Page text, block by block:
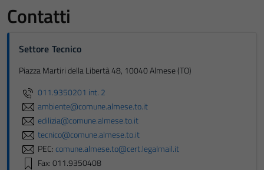
Contatti
Settore Tecnico
Piazza Martiri della Libertà 48, 10040 Almese (TO)
011.9350201 int. 2
ambiente@comune.almese.to.it
edilizia@comune.almese.to.it
tecnico@comune.almese.to.it
PEC:comune.almese.to@cert.legalmail.it
Fax: 011.9350408